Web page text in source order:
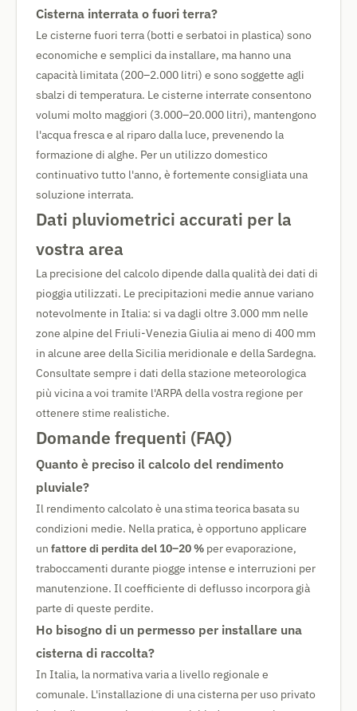
Cisterna interrata o fuori terra?
Le cisterne fuori terra (botti e serbatoi in plastica) sono
economiche e semplici da installare, ma hanno una
capacità limitata (200–2.000 litri) e sono soggette agli
sbalzi di temperatura. Le cisterne interrate consentono
volumi molto maggiori (3.000–20.000 litri), mantengono
l'acqua fresca e al riparo dalla luce, prevenendo la
formazione di alghe. Per un utilizzo domestico
continuativo tutto l'anno, è fortemente consigliata una
soluzione interrata.
Dati pluviometrici accurati per la
vostra area
La precisione del calcolo dipende dalla qualità dei dati di
pioggia utilizzati. Le precipitazioni medie annue variano
notevolmente in Italia: si va dagli oltre 3.000 mm nelle
zone alpine del Friuli-Venezia Giulia ai meno di 400 mm
in alcune aree della Sicilia meridionale e della Sardegna.
Consultate sempre i dati della stazione meteorologica
più vicina a voi tramite l'ARPA della vostra regione per
ottenere stime realistiche.
Domande frequenti (FAQ)
Quanto è preciso il calcolo del rendimento
pluviale?
Il rendimento calcolato è una stima teorica basata su
condizioni medie. Nella pratica, è opportuno applicare
un fattore di perdita del 10–20 % per evaporazione,
traboccamenti durante piogge intense e interruzioni per
manutenzione. Il coefficiente di deflusso incorpora già
parte di queste perdite.
Ho bisogno di un permesso per installare una
cisterna di raccolta?
In Italia, la normativa varia a livello regionale e
comunale. L'installazione di una cisterna per uso privato